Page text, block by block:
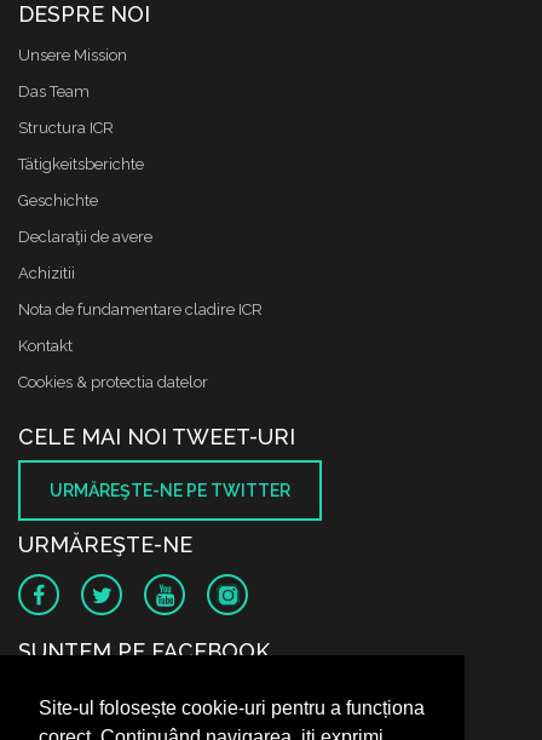
Site-ul folosește cookie-uri pentru a funcționa
DESPRE NOI
Unsere Mission
Das Team
Structura ICR
Tätigkeitsberichte
Geschichte
Declaraţii de avere
Achizitii
Nota de fundamentare cladire ICR
Kontakt
Cookies & protectia datelor
CELE MAI NOI TWEET-URI
URMĂREŞTE-NE PE TWITTER
URMĂREŞTE-NE
SUNTEM PE FACEBOOK